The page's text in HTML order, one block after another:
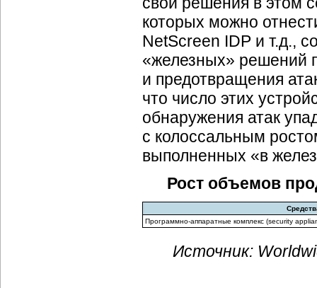
которых можно
NetScreen IDP и т.д.,
«железных» решений
и предотвращения
что число этих
обнаружения атак
с колоссальным
выполненных «в
Рост объемов
Программно-аппаратные комплекс (security
Источник: